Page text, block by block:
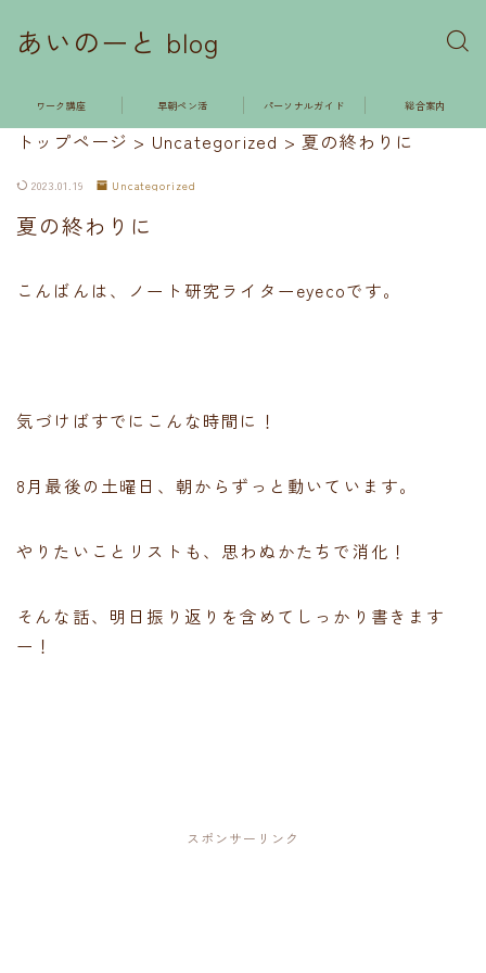
あいのーと blog
ワーク講座 早朝ペン活 パーソナルガイド 総合案内
トップページ > Uncategorized >夏の終わりに
2023.01.19 Uncategorized
夏の終わりに
こんばんは、ノート研究ライターeyecoです。
気づけばすでにこんな時間に！
8月最後の土曜日、朝からずっと動いています。
やりたいことリストも、思わぬかたちで消化！
そんな話、明日振り返りを含めてしっかり書きます
ー！
スポンサーリンク